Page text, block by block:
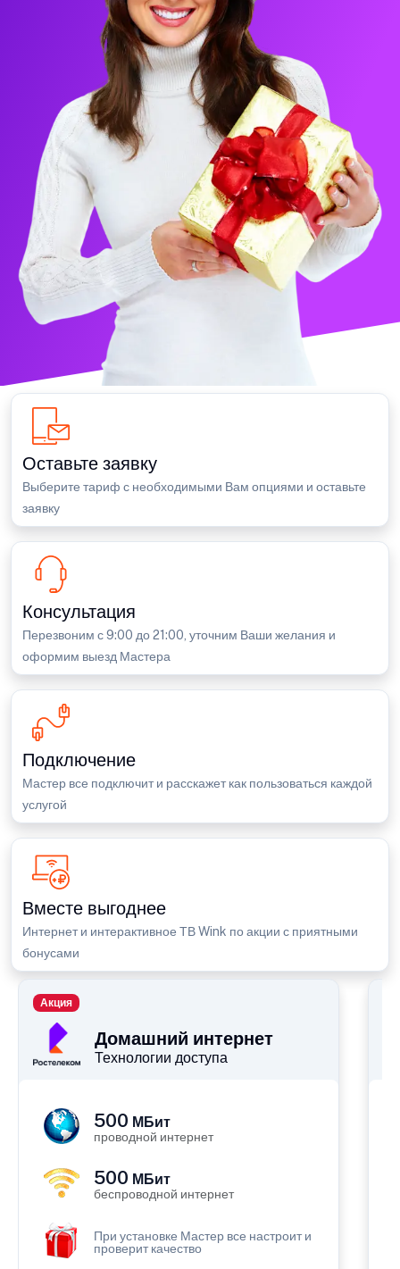
Оставьте заявку
Выберите тариф с необходимыми Вам опциями и оставьте
заявку
Консультация
Перезвоним с 9:00 до 21:00, уточним Ваши желания и
оформим выезд Мастера
Подключение
Мастер все подключит и расскажет как пользоваться каждой
услугой
Вместе выгоднее
Интернет и интерактивное ТВ Wink по акции с приятными
бонусами
Домашний интернет
Технологии доступа
Акция
500 МБит
проводной интернет
500 МБит
беспроводной интернет
При установке Мастер все настроит и
проверит качество